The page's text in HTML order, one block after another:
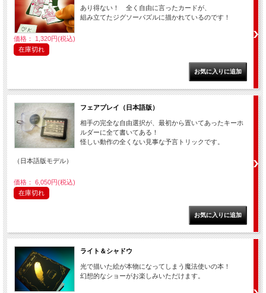
あり得ない！ 全く自由に言ったカードが、
組み立てたジグソーパズルに描かれているのです！
価格： 1,320円(税込)
在庫切れ
フェアプレイ（日本語版）
相手の完全な自由選択が、最初から置いてあったキーホ
ルダーに全て書いてある！
怪しい動作の全くない見事な予言トリックです。
（日本語版モデル）
価格： 6,050円(税込)
在庫切れ
ライト＆シャドウ
光で描いた絵が本物になってしまう魔法使いの本！
幻想的なショーがお楽しみいただけます。